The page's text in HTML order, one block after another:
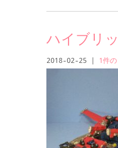
ハイブリ
2018-02-25 1件